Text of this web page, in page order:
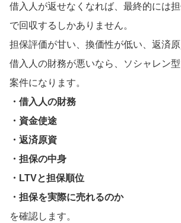
借入人が返せなくなれば、最終的には
で回収するしかありません。
担保評価が甘い、換価性が低い、返済原
借入人の財務が悪いなら、ソシャレン
案件になります。
・借入人の財務
・資金使途
・返済原資
・担保の中身
・LTVと担保順位
・担保を実際に売れるのか
を確認します。